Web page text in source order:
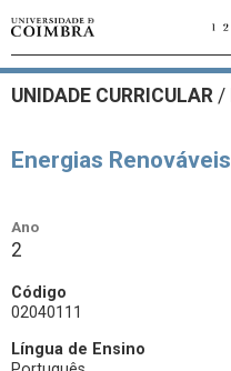
UNIDADE CURRICULAR /
Energias Renováveis
Ano
2
Código
02040111
Língua de Ensino